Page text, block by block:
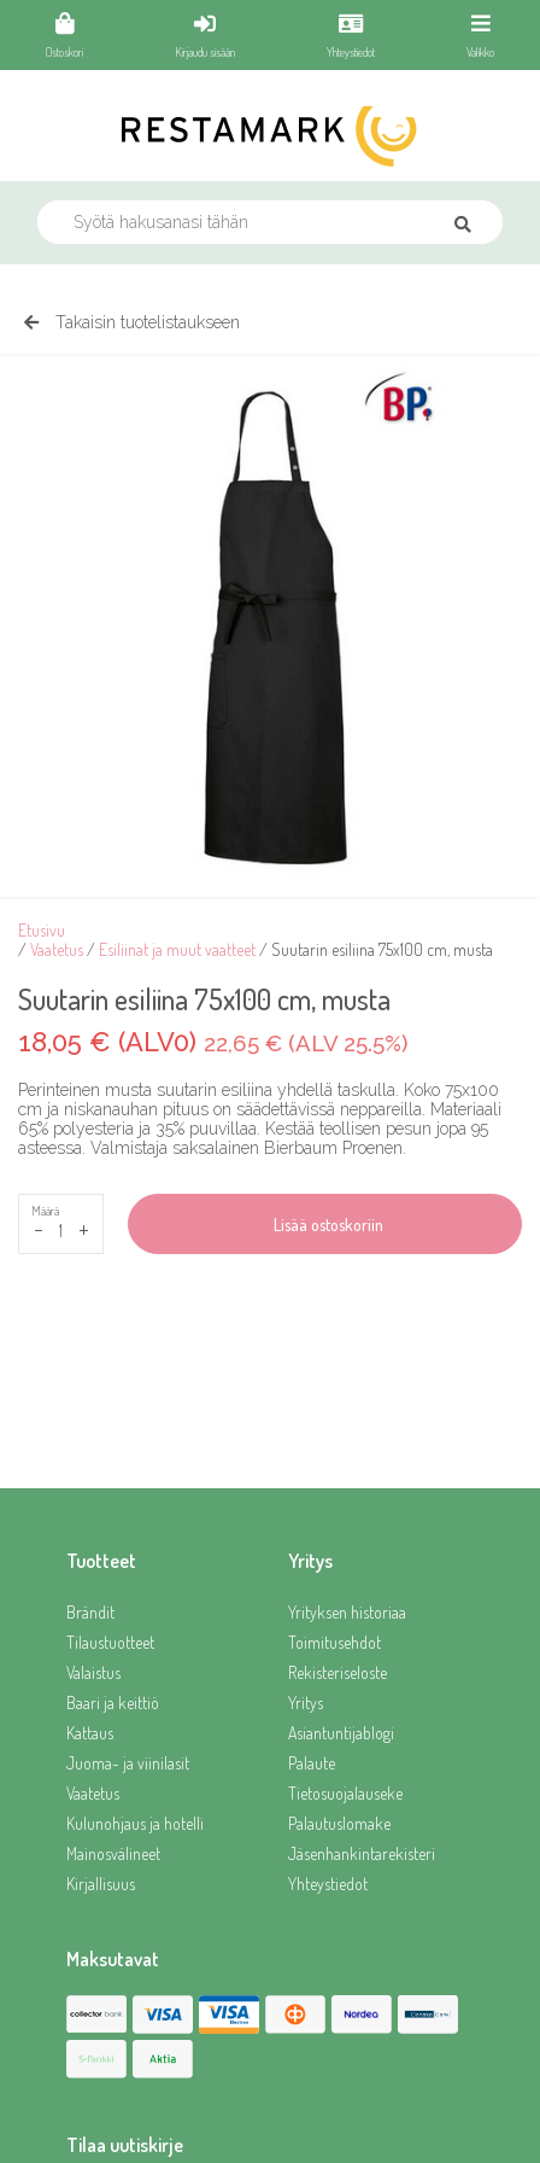
Takaisin tuotelistaukseen
Etusivu
/Vaatetus / Esiliinat ja muut vaatteet / Suutarin esiliina 75x100 cm, musta
Suutarin esiliina 75x100 cm, musta
18,05 € (ALV0) 22,65 € (ALV 25.5%)
Perinteinen musta suutarin esiliina yhdellä taskulla. Koko 75x100
cm ja niskanauhan pituus on säädettävissä neppareilla. Materiaali
65% polyesteria ja 35% puuvillaa. Kestää teollisen pesun jopa 95
asteessa. Valmistaja saksalainen Bierbaum Proenen.
Määrä
- + Lisää ostoskoriin
Tuotteet
Brändit
Tilaustuotteet
Valaistus
Baari ja keittiö
Kattaus
Juoma- ja viinilasit
Vaatetus
Kulunohjaus ja hotelli
Mainosvälineet
Kirjallisuus
Yritys
Yrityksen historiaa
Toimitusehdot
Rekisteriseloste
Yritys
Asiantuntijablogi
Palaute
Tietosuojalauseke
Palautuslomake
Jäsenhankintarekisteri
Yhteystiedot
Maksutavat
Tilaa uutiskirje
Ostoskori Kirjaudu sisään Yhteystiedot Valikko